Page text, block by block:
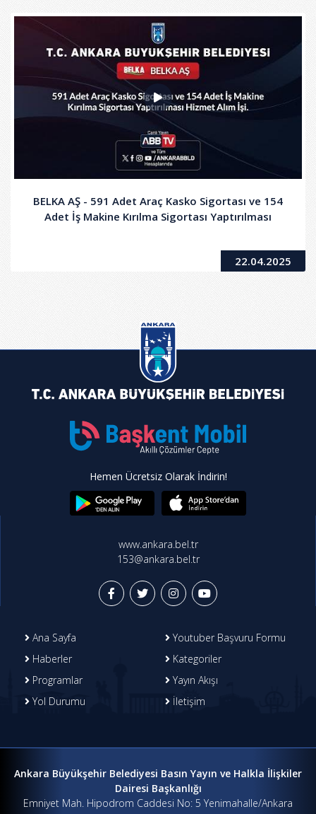
BELKA AŞ - 591 Adet Araç Kasko Sigortası ve 154
Adet İş Makine Kırılma Sigortası Yaptırılması
22.04.2025
Hemen Ücretsiz Olarak İndirin!
www.ankara.bel.tr
153@ankara.bel.tr
Ana Sayfa
Youtuber Başvuru Formu
Haberler
Kategoriler
Programlar
Yayın Akışı
Yol Durumu
İletişim
Ankara Büyükşehir Belediyesi Basın Yayın ve Halkla İlişkiler
Dairesi Başkanlığı
Emniyet Mah. Hipodrom Caddesi No: 5 Yenimahalle/Ankara